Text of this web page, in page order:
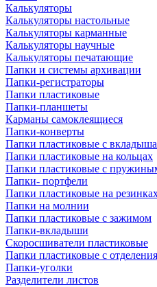
Калькуляторы
Калькуляторы настольные
Калькуляторы карманные
Калькуляторы научные
Калькуляторы печатающие
Папки и системы архивации
Папки-регистраторы
Папки пластиковые
Папки-планшеты
Карманы самоклеящиеся
Папки-конверты
Папки пластиковые с
Папки пластиковые на кольцах
Папки пластиковые с
Папки- портфели
Папки пластиковые на
Папки на молнии
Папки пластиковые с зажимом
Папки-вкладыши
Скоросшиватели пластиковые
Папки пластиковые с
Папки-уголки
Разделители листов